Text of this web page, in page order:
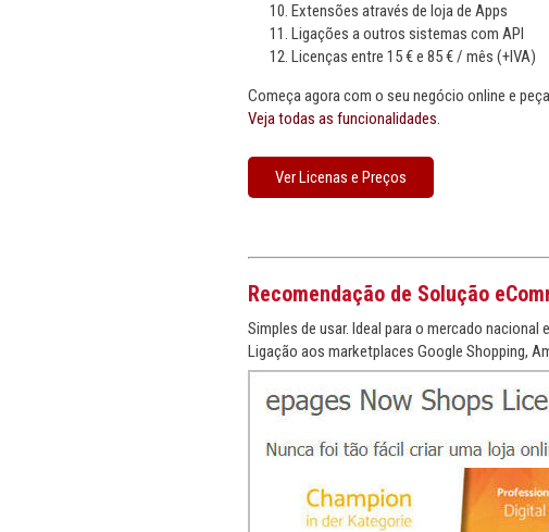
Extensões através de loja de Apps
Ligações a outros sistemas com API
Licenças entre 15 € e 85 € / mês (+IVA)
Começa agora com o seu negócio online e
Veja todas as funcionalidades.
Ver Licenas e Preços
Recomendação de Solução
Simples de usar. Ideal para o mercado nacional
Ligação aos marketplaces Google Shopping,